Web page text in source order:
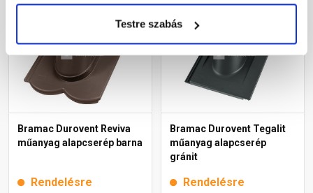
Testre szabás
Bramac Durovent Reviva
műanyag alapcserép barna
Rendelésre
Bramac Durovent Tegalit
műanyag alapcserép
gránit
Rendelésre